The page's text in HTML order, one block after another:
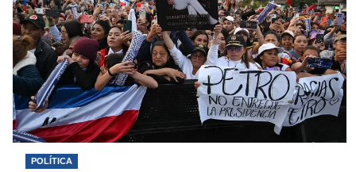
POLÍTICA